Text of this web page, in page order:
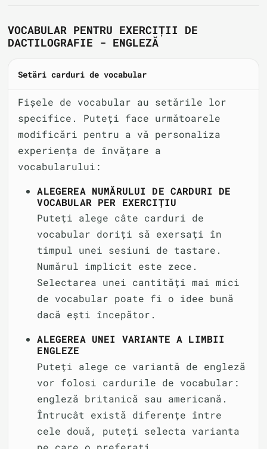
VOCABULAR PENTRU EXERCIȚII DE
DACTILOGRAFIE - ENGLEZĂ
Setări carduri de vocabular
Fișele de vocabular au setările lor
specifice. Puteți face următoarele
modificări pentru a vă personaliza
experiența de învățare a
vocabularului:
ALEGEREA NUMĂRULUI DE CARDURI DE
VOCABULAR PER EXERCIȚIU
Puteți alege câte carduri de
vocabular doriți să exersați în
timpul unei sesiuni de tastare.
Numărul implicit este zece.
Selectarea unei cantități mai mici
de vocabular poate fi o idee bună
dacă ești începător.
ALEGEREA UNEI VARIANTE A LIMBII
ENGLEZE
Puteți alege ce variantă de engleză
vor folosi cardurile de vocabular:
engleză britanică sau americană.
Întrucât există diferențe între
cele două, puteți selecta varianta